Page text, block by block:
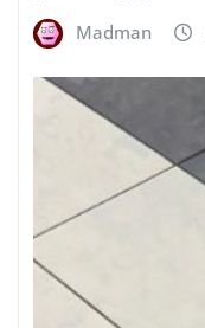
Madman